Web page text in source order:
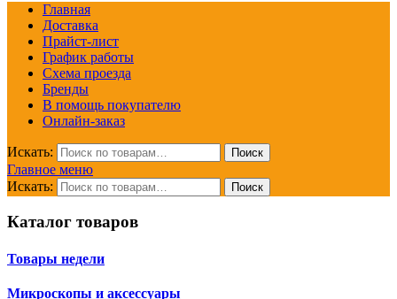
Главная
Доставка
Прайст-лист
График работы
Схема проезда
Бренды
В помощь покупателю
Онлайн-заказ
Искать: Поиск
Главное меню
Искать:
Поиск
Каталог товаров
Товары недели
Микроскопы и аксессуары